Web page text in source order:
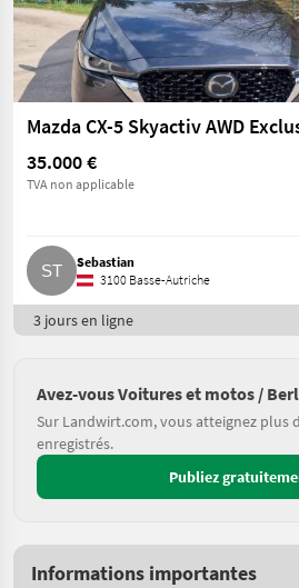
Mazda CX-5 Skyactiv AWD
35.000 €
TVA non applicable
Sebastian
3100 Basse-Autriche
3 jours en ligne
Avez-vous Voitures et motos /
Sur Landwirt.com, vous atteignez plus
enregistrés.
Publiez
Informations importantes